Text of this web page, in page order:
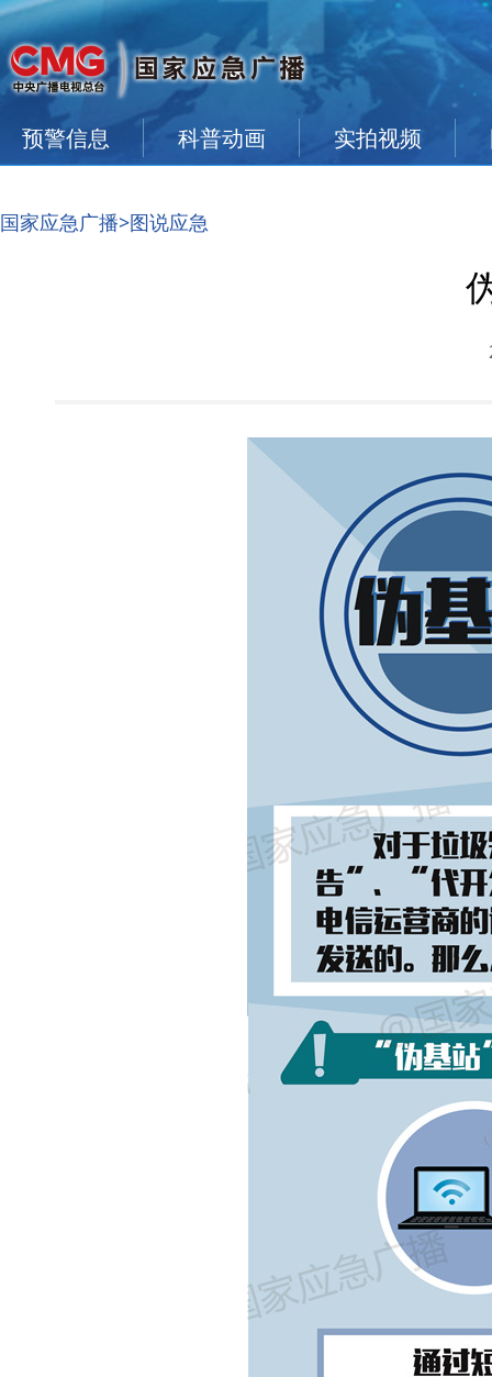
预警信息 科普动画 实拍视频
国家应急广播>图说应急